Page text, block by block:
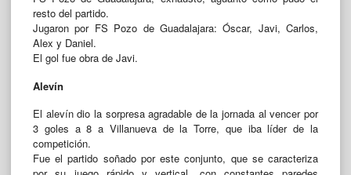
resto del partido.
Jugaron por FS Pozo de Guadalajara: Óscar, Javi, Carlos,
Alex y Daniel.
El gol fue obra de Javi.
Alevín
El alevín dio la sorpresa agradable de la jornada al vencer por
3 goles a 8 a Villanueva de la Torre, que iba líder de la
competición.
Fue el partido soñado por este conjunto, que se caracteriza